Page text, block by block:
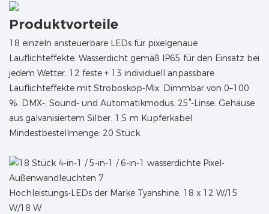
Produktvorteile
18 einzeln ansteuerbare LEDs für pixelgenaue
Lauflichteffekte. Wasserdicht gemäß IP65 für den Einsatz bei
jedem Wetter. 12 feste + 13 individuell anpassbare
Lauflichteffekte mit Stroboskop-Mix. Dimmbar von 0–100
%. DMX-, Sound- und Automatikmodus. 25°-Linse. Gehäuse
aus galvanisiertem Silber. 1,5 m Kupferkabel.
Mindestbestellmenge: 20 Stück.
Hochleistungs-LEDs der Marke Tyanshine, 18 x 12 W/15
W/18 W